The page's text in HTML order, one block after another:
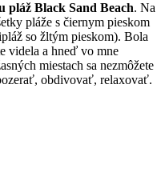
pláž Black Sand Beach. Na
pláže s čiernym pieskom
so žltým pieskom). Bola
videla a hneď vo mne
miestach sa nezmôžete
obdivovať, relaxovať.